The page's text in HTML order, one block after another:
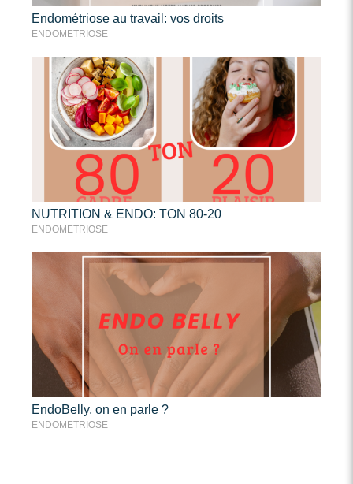
Endométriose au travail: vos droits
ENDOMETRIOSE
NUTRITION & ENDO: TON 80-20
ENDOMETRIOSE
EndoBelly, on en parle ?
ENDOMETRIOSE